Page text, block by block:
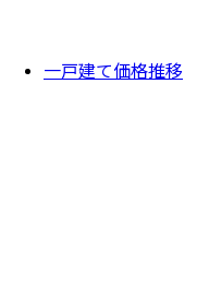
一戸建て価格推移